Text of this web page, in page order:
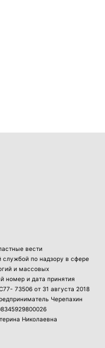
вести
службой по надзору в сфере
и массовых
номер и дата принятия
73506 от 31 августа 2018
Черепахин
Николаевна